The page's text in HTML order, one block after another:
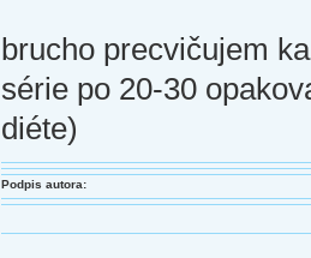
brucho precvičujem
série po 20-30
diéte)
Podpis autora: